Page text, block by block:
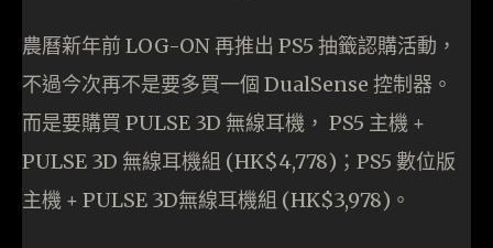
農曆新年前 LOG-ON 再推出 PS5 抽籤認購活動，
不過今次再不是要多買一個 DualSense 控制器。
而是要購買 PULSE 3D 無線耳機， PS5 主機 +
PULSE 3D 無線耳機組 (HK$4,778)；PS5 數位版
主機 + PULSE 3D無線耳機組 (HK$3,978)。